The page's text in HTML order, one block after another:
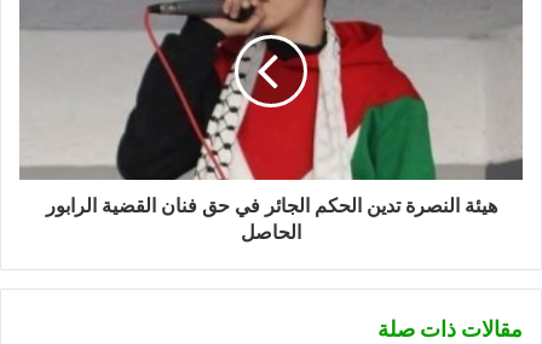
هيئة النصرة تدين الحكم الجائر في حق فنان القضية الرابور
الحاصل
مقالات ذات صلة